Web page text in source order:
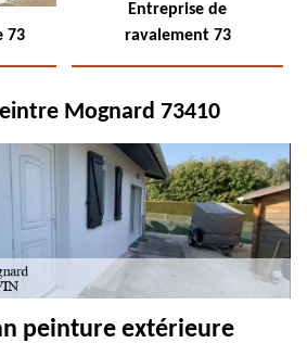
73
Entreprise de
ravalement 73
Mognard 73410
peinture extérieure